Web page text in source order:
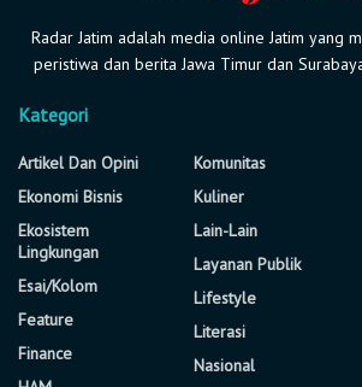
Radar Jatim adalah media online Jatim yang
peristiwa dan berita Jawa Timur dan
Kategori
Artikel Dan Opini
Ekonomi Bisnis
Ekosistem
Lingkungan
Esai/Kolom
Feature
Finance
Komunitas
Kuliner
Lain-Lain
Layanan Publik
Lifestyle
Literasi
Nasional